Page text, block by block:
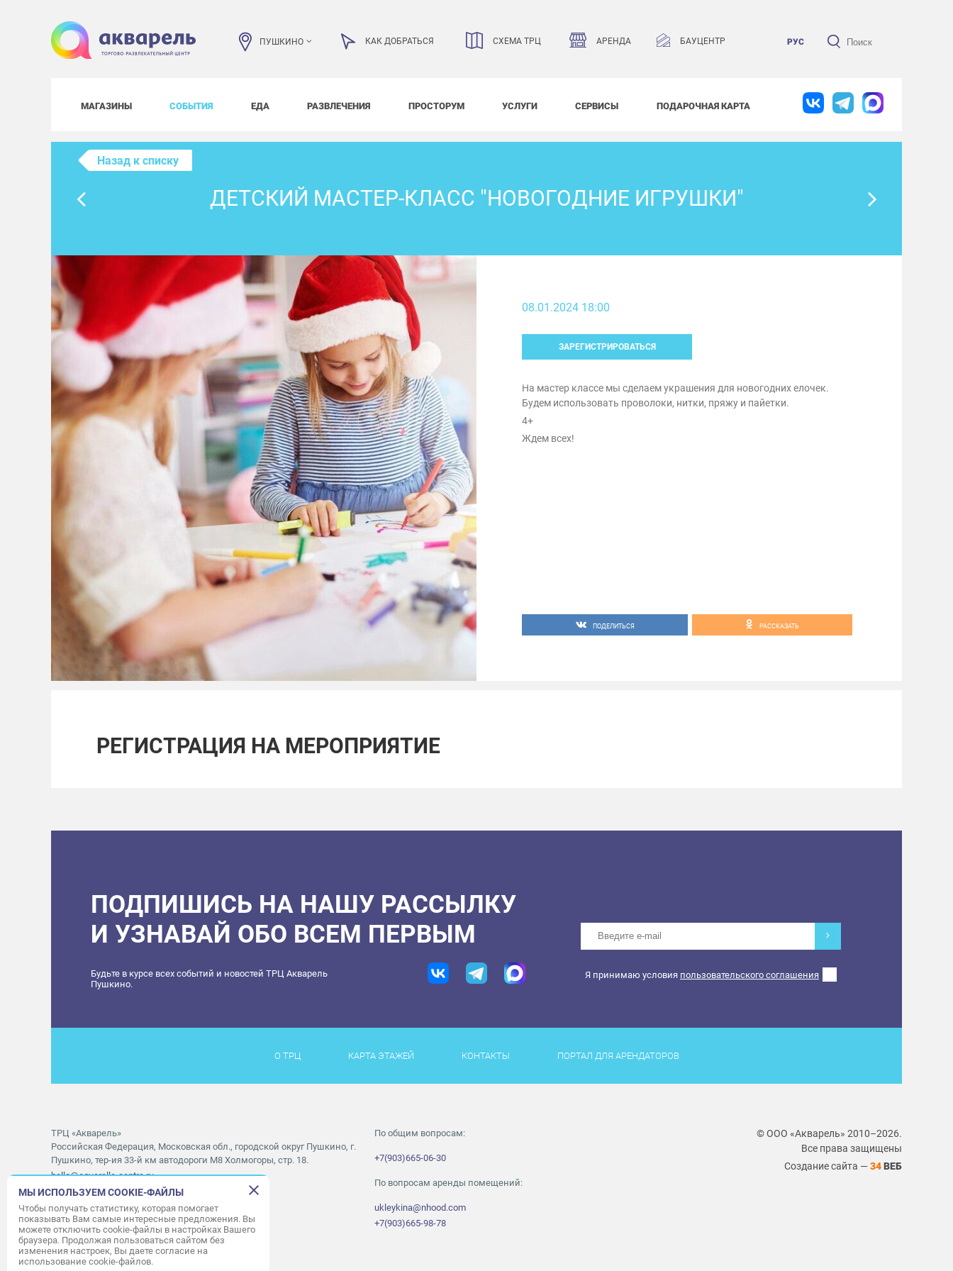
ПУШКИНО КАК ДОБРАТЬСЯ СХЕМА ТРЦ АРЕНДА БАУЦЕНТР РУС
МАГАЗИНЫ СОБЫТИЯ ЕДА РАЗВЛЕЧЕНИЯ ПРОСТОРУМ УСЛУГИ СЕРВИСЫ ПОДАРОЧНАЯ КАРТА
Назад к списку
ДЕТСКИЙ МАСТЕР-КЛАСС "НОВОГОДНИЕ ИГРУШКИ"
08.01.2024 18:00
ЗАРЕГИСТРИРОВАТЬСЯ
На мастер классе мы сделаем украшения для новогодних елочек.
Будем использовать проволоки, нитки, пряжу и пайетки.
4+
Ждем всех!
ПОДЕЛИТЬСЯ РАССКАЗАТЬ
РЕГИСТРАЦИЯ НА МЕРОПРИЯТИЕ
ПОДПИШИСЬ НА НАШУ РАССЫЛКУ
И УЗНАВАЙ ОБО ВСЕМ ПЕРВЫМ
Будьте в курсе всех событий и новостей ТРЦ Акварель
Пушкино.
Я принимаю условия пользовательского соглашения
О ТРЦ КАРТА ЭТАЖЕЙ КОНТАКТЫ ПОРТАЛ ДЛЯ АРЕНДАТОРОВ
ТРЦ «Акварель»
Российская Федерация, Московская обл., городской округ Пушкино, г.
Пушкино, тер-ия 33-й км автодороги М8 Холмогоры, стр. 18.
hello@aquarelle-centre.ru
Часы работы ТРЦ:с 10:00 до 22:00
Часы работы АШАН:с 07:30 до 23:00
Часы работы Мори Синема:с 10:00 до 01:00
По общим вопросам:
+7(903)665-06-30
По вопросам аренды помещений:
ukleykina@nhood.com
+7(903)665-98-78
© ООО «Акварель» 2010–2026.
Все права защищены
Создание сайта — 34ВЕБ
МЫ ИСПОЛЬЗУЕМ COOKIE-ФАЙЛЫ
Чтобы получать статистику, которая помогает
показывать Вам самые интересные предложения. Вы
можете отключить cookie-файлы в настройках Вашего
браузера. Продолжая пользоваться сайтом без
изменения настроек, Вы даете согласие на
использование cookie-файлов.